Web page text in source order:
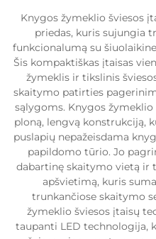
Knygos žymeklio šviesos
priedas, kuris sujungia
funkcionalumą su
Šis kompaktiškas įtaisas
žymeklis ir tikslinis
skaitymo patirties
sąlygoms. Knygos
ploną, lengvą konstrukciją,
puslapių nepažeisdama
papildomo tūrio. Jo
dabartinę skaitymo vietą
apšvietimą, kuris
trunkančiose skaitymo
žymeklio šviesos įtaisų
taupanti LED technologija,